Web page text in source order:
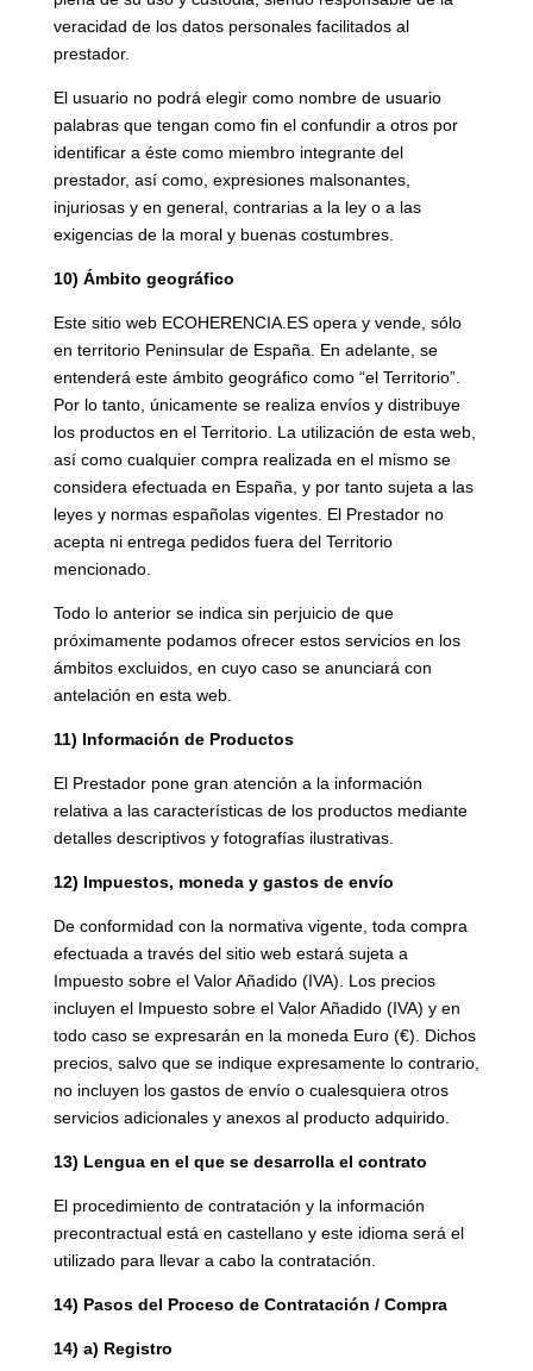
veracidad de los datos personales facilitados al
prestador.
El usuario no podrá elegir como nombre de usuario
palabras que tengan como fin el confundir a otros por
identificar a éste como miembro integrante del
prestador, así como, expresiones malsonantes,
injuriosas y en general, contrarias a la ley o a las
exigencias de la moral y buenas costumbres.
10) Ámbito geográfico
Este sitio web ECOHERENCIA.ES opera y vende, sólo
en territorio Peninsular de España. En adelante, se
entenderá este ámbito geográfico como “el Territorio”.
Por lo tanto, únicamente se realiza envíos y distribuye
los productos en el Territorio. La utilización de esta web,
así como cualquier compra realizada en el mismo se
considera efectuada en España, y por tanto sujeta a las
leyes y normas españolas vigentes. El Prestador no
acepta ni entrega pedidos fuera del Territorio
mencionado.
Todo lo anterior se indica sin perjuicio de que
próximamente podamos ofrecer estos servicios en los
ámbitos excluidos, en cuyo caso se anunciará con
antelación en esta web.
11) Información de Productos
El Prestador pone gran atención a la información
relativa a las características de los productos mediante
detalles descriptivos y fotografías ilustrativas.
12) Impuestos, moneda y gastos de envío
De conformidad con la normativa vigente, toda compra
efectuada a través del sitio web estará sujeta a
Impuesto sobre el Valor Añadido (IVA). Los precios
incluyen el Impuesto sobre el Valor Añadido (IVA) y en
todo caso se expresarán en la moneda Euro (€). Dichos
precios, salvo que se indique expresamente lo contrario,
no incluyen los gastos de envío o cualesquiera otros
servicios adicionales y anexos al producto adquirido.
13) Lengua en el que se desarrolla el contrato
El procedimiento de contratación y la información
precontractual está en castellano y este idioma será el
utilizado para llevar a cabo la contratación.
14) Pasos del Proceso de Contratación / Compra
14) a) Registro